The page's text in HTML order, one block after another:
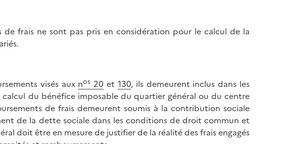
de frais ne sont pas pris en considération pour le calcul de la
visés aux nos 20 et 130, ils demeurent inclus dans les
du bénéfice imposable du quartier général ou du centre
de frais demeurent soumis à la contribution sociale
de la dette sociale dans les conditions de droit commun et
doit être en mesure de justifier de la réalité des frais engagés